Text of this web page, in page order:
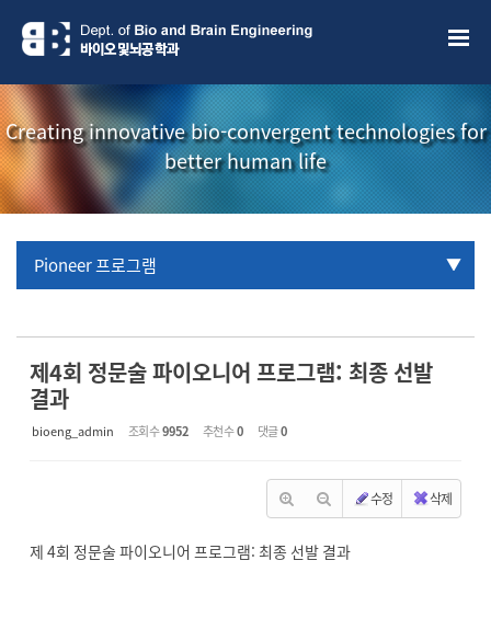
Creating innovative bio-convergent technologies for
better human life
Pioneer 프로그램
학부생 국제학술대회 참관프로그램
제4회 정문술 파이오니어 프로그램: 최종 선발
결과
bioeng_admin 조회 수9952 추천 수0 댓글0
수정 삭제
제 4회 정문술 파이오니어 프로그램: 최종 선발 결과